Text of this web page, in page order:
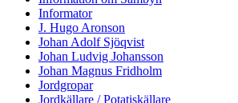
Informator
J. Hugo Aronson
Johan Adolf Sjöqvist
Johan Ludvig Johansson
Johan Magnus Fridholm
Jordgropar
Jordkällare / Potatiskällare